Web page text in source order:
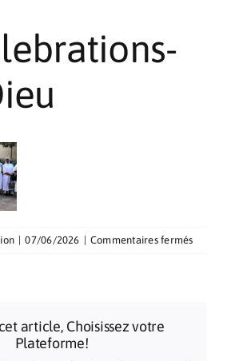
07/06/2026 Commentaires ferméssur
article, Choisissez votre
Plateforme!